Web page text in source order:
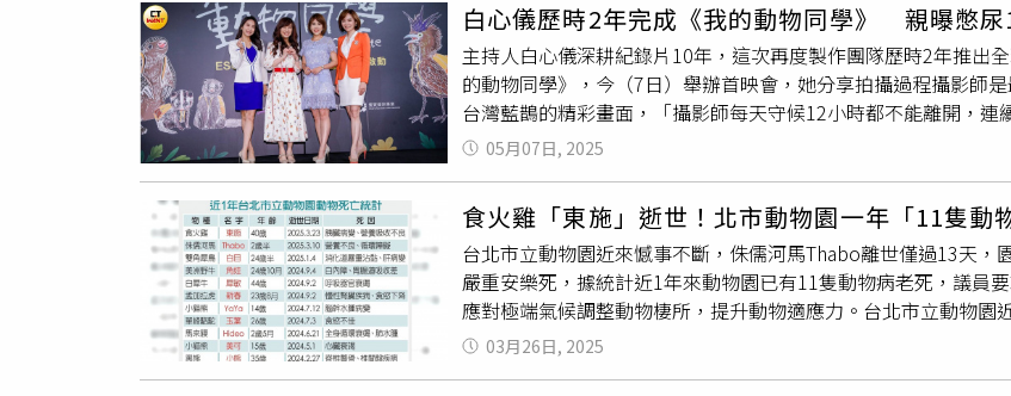
躍，輕巧翻過約一米半高的水泥牆，穩穩落在鬣狗的地盤上。鬣
虎展開對峙，兩隻小傢伙很快扭打成一團，互相翻滾、撲咬，場
攻擊，更像一場年輕動物之間的摔角遊戲。鬣狗與幼虎短兵相
論，不少網友笑稱：「另一隻幼虎根本是好朋友，怕牠衝動去
「小虎：我要挑戰全場！」。園方10日回應媒體表示，這兩隻
沒有真正攻擊。「等老虎再長大點，我們會將牠和鬣狗分開飼
紹，這兩隻小虎是去年園內繁殖的 孟加拉虎後代，目前體重不到
人，但幼崽時期多以嬉戲鍛鍊捕獵技巧。
白心儀歷時2年完成《我的動物同學》 親曝憋尿
主持人白心儀深耕紀錄片10年，這次再度製作團隊歷時2年推出
的動物同學》，今（7日）舉辦首映會，她分享拍攝過程攝影師
台灣藍鵲的精彩畫面，「攝影師每天守候12小時都不能離開，
為拍生態紀錄片走遍七大洲、踏上南北極，坦言在野外拍攝有很
也因為被白鼻心咬傷，去打了破傷風，但白心儀表示不害怕，
很惡劣，不確定因素讓拍攝過程不舒服，但都是可以克服的。」
甲的超音波，那時候PO在社群大家都跟我說恭喜，以為我老蚌
映會，邀請全台10所學校，大學中學小學的教授老師和學生共
11、18與25日三個周日上午11點於三立都會台播出，54新聞台
完成，走訪台灣大學、暨南大學、銘傳國小、達觀國中小、西松
05月07日, 2025
食火雞「東施」逝世！北市動物園一年「11隻動
台北市立動物園近來憾事不斷，侏儒河馬Thabo離世僅過13天
嚴重安樂死，據統計近1年來動物園已有11隻動物病老死，議員
應對極端氣候調整動物棲所，提升動物適應力。台北市立動物
存的40歲食火雞「東施」23日也因胰臟病變病況嚴重安樂死，
府設立動物園監督機制，考核有無缺失，園方也應對極端氣候
03月26日, 2025